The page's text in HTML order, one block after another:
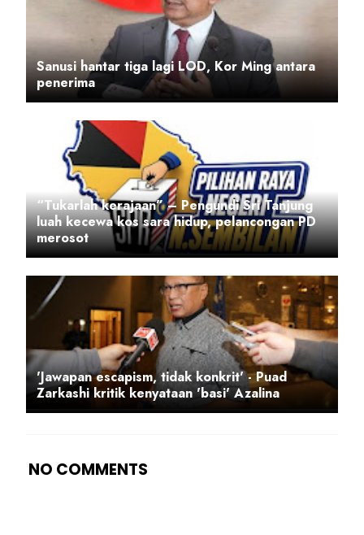
Sanusi hantar tiga lagi LOD, Kor Ming antara
penerima
“Tukarlah kerajaan” – Pengundi Sri Tanjung
luah kecewa kos sara hidup, pelancongan PD
merosot
'Jawapan escapism, tidak konkrit' - Puad
Zarkashi kritik kenyataan 'basi' Azalina
NO COMMENTS